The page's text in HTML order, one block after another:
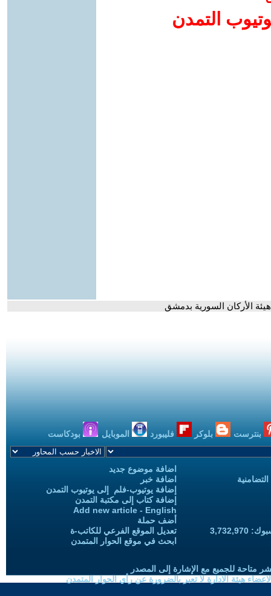
التمدن
الأركان السورية بدمشق
بنترست بلوكر فليبورد الموبايل بودكاست
اضافة موضوع جديد
اضافة خبر
إضافة يوتيوب-فلم إلى يوتيوب التمدن
إضافة كتاب إلى مكتبة التمدن
Add new article - English
أضف حملة
تعديل الموقع الفرعي للكاتب-ة
ابحث في موقع الحوار المتمدن
متاحة للجميع مع الإشارة إلى المصدر
هيئة الادارة لا تعبر بالضرورة عن رأي الحوار المتمدن